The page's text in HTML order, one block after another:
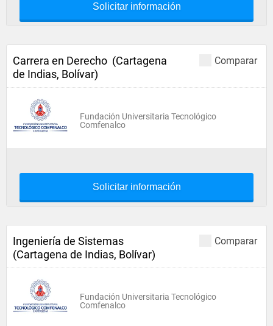
Solicitar información
Comparar
Carrera en Derecho (Cartagena
de Indias, Bolívar)
Fundación Universitaria Tecnológico
Comfenalco
Solicitar información
Comparar
Ingeniería de Sistemas
(Cartagena de Indias, Bolívar)
Fundación Universitaria Tecnológico
Comfenalco